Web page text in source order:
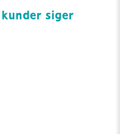
kunder siger